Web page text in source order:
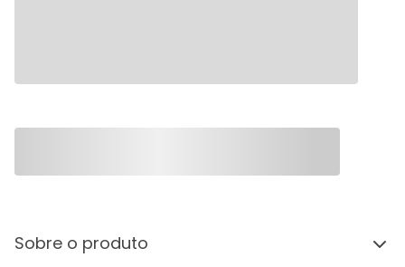
Sobre o produto